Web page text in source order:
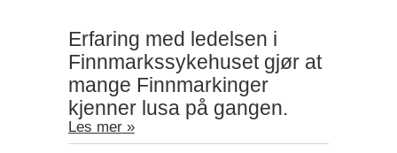
Erfaring med ledelsen i
Finnmarkssykehuset gjør at
mange Finnmarkinger
kjenner lusa på gangen.
Les mer »